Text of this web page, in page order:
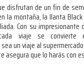
disfrutan de un fin de
la montaña, la llanta Black
Con su impresionante
viaje se convierte
un viaje al
asegura que lo harás con